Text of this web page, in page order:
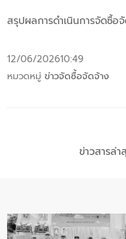
สรุปผลการดำเนินการจัดซื้
12/06/202610:49
หมวดหมู่ ข่าวจัดซื้อจัดจ้าง
ข่าวสารล่